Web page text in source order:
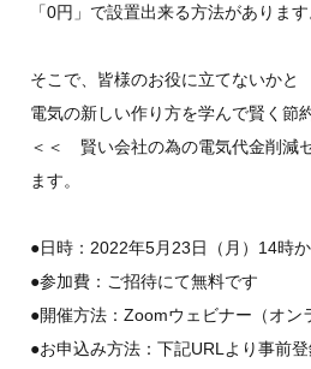
「0円」で設置出来る方法があります
そこで、皆様のお役に立てないかと
電気の新しい作り方を学んで賢く節
＜＜ 賢い会社の為の電気代金削減
ます。
●日時：2022年5月23日（月）14時
●参加費：ご招待にて無料です
●開催方法：Zoomウェビナー（オン
●お申込み方法：下記URLより事前